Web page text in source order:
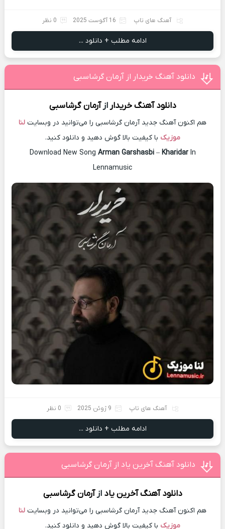
آهنگ های تاپ 16 آگوست 2025 0 نظر
ادامه مطلب + دانلود ...
دانلود آهنگ خریدار از آرمان گرشاسبی
دانلود آهنگ خریدارازآرمان گرشاسبی
هم اکنون آهنگ جدید آرمان گرشاسبی را می‌توانید در وبسایت لنا
موزیک با کیفیت بالا گوش دهید و دانلود کنید.
Download New Song Arman Garshasbi– KharidarIn
Lennamusic
آهنگ های تاپ 9 ژوئن 2025 0 نظر
ادامه مطلب + دانلود ...
دانلود آهنگ آخرین یاد از آرمان گرشاسبی
دانلود آهنگ آخرین یاد ازآرمان گرشاسبی
هم اکنون آهنگ جدید آرمان گرشاسبی را می‌توانید در وبسایت لنا
موزیک با کیفیت بالا گوش دهید و دانلود کنید.